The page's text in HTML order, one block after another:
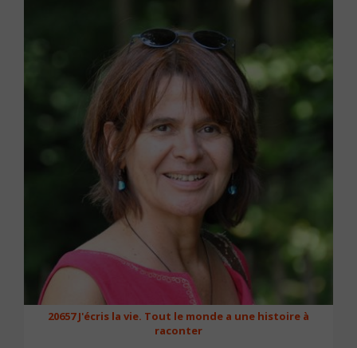
20657 J'écris la vie. Tout le monde a une histoire à
raconter